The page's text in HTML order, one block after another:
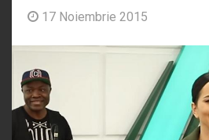
17 Noiembrie 2015